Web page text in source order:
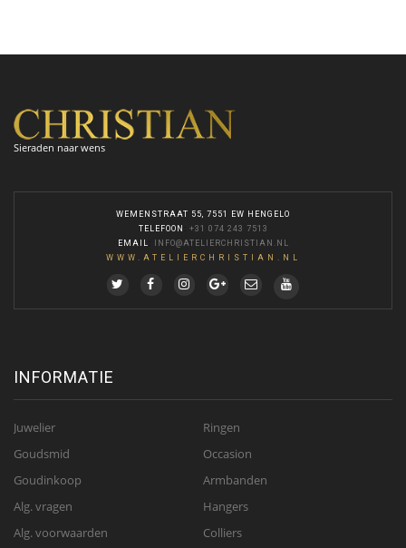
Sieraden naar wens
WEMENSTRAAT 55, 7551 EW HENGELO
TELEFOON
+31 074 243 7513
EMAIL
INFO@ATELIERCHRISTIAN.NL
WWW.ATELIERCHRISTIAN.NL
INFORMATIE
Juwelier
Goudsmid
Goudinkoop
Alg. vragen
Alg. voorwaarden
Ringen
Occasion
Armbanden
Hangers
Colliers